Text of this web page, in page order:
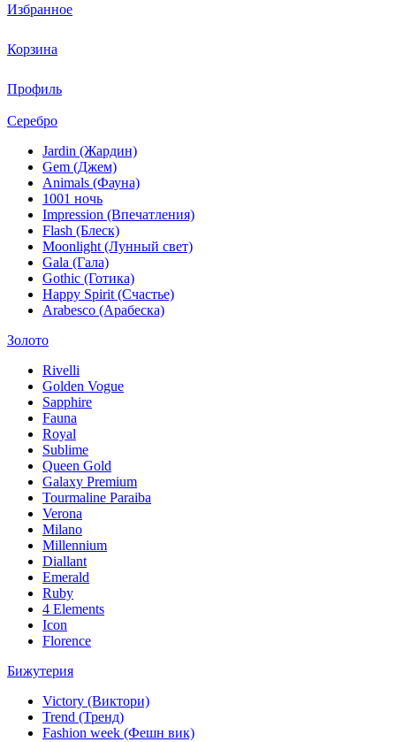
Избранное
Корзина
Профиль
Серебро
Jardin (Жардин)
Gem (Джем)
Animals (Фауна)
1001 ночь
Impression (Впечатления)
Flash (Блеск)
Moonlight (Лунный свет)
Gala (Гала)
Gothic (Готика)
Happy Spirit (Счастье)
Arabesco (Арабеска)
Золото
Rivelli
Golden Vogue
Sapphire
Fauna
Royal
Sublime
Queen Gold
Galaxy Premium
Tourmaline Paraiba
Verona
Milano
Millennium
Diallant
Emerald
Ruby
4 Elements
Icon
Florence
Бижутерия
Victory (Виктори)
Trend (Тренд)
Fashion week (Фешн вик)